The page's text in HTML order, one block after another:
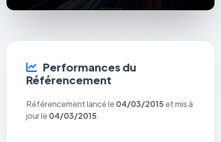
Performances du
Référencement
Référencement lancé le 04/03/2015 et mis à
jour le 04/03/2015.